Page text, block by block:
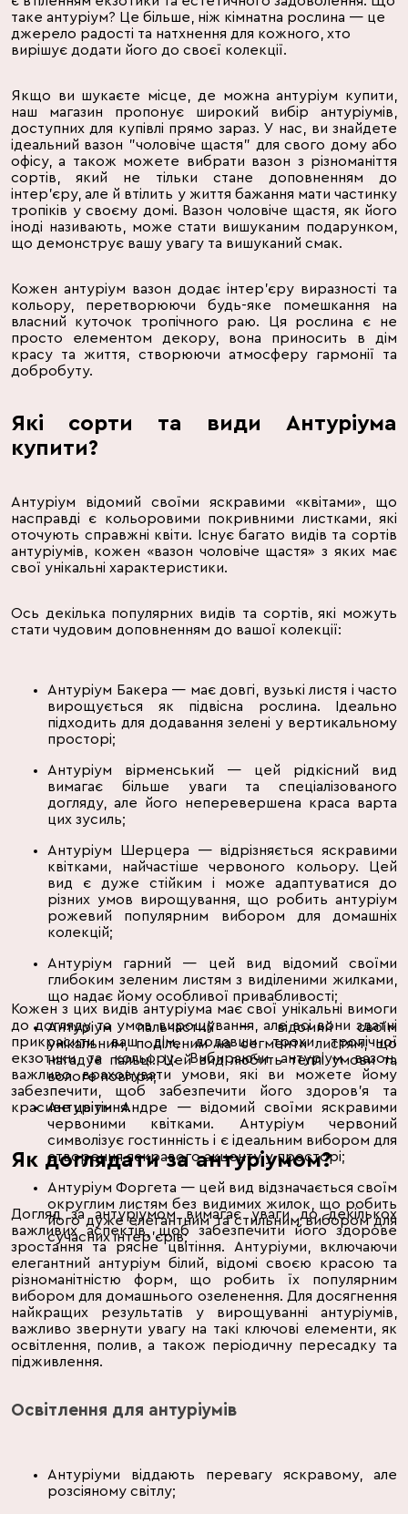
таке антуріум? Це більше, ніж кімнатна рослина — це
джерело радості та натхнення для кожного, хто
вирішує додати його до своєї колекції.
Якщо ви шукаєте місце, де можна антуріум купити,
наш магазин пропонує широкий вибір антуріумів,
доступних для купівлі прямо зараз. У нас, ви знайдете
ідеальний вазон "чоловіче щастя" для свого дому або
офісу, а також можете вибрати вазон з різноманіття
сортів, який не тільки стане доповненням до
інтер'єру, але й втілить у життя бажання мати частинку
тропіків у своєму домі. Вазон чоловіче щастя, як його
іноді називають, може стати вишуканим подарунком,
що демонструє вашу увагу та вишуканий смак.
Кожен антуріум вазон додає інтер'єру виразності та
кольору, перетворюючи будь-яке помешкання на
власний куточок тропічного раю. Ця рослина є не
просто елементом декору, вона приносить в дім
красу та життя, створюючи атмосферу гармонії та
добробуту.
Які сорти та види Антуріума
купити?
Антуріум відомий своїми яскравими «квітами», що
насправді є кольоровими покривними листками, які
оточують справжні квіти. Існує багато видів та сортів
антуріумів, кожен «вазон чоловіче щастя» з яких має
свої унікальні характеристики.
Ось декілька популярних видів та сортів, які можуть
стати чудовим доповненням до вашої колекції:
Антуріум Бакера — має довгі, вузькі листя і часто
вирощується як підвісна рослина. Ідеально
підходить для додавання зелені у вертикальному
просторі;
Антуріум вірменський — цей рідкісний вид
вимагає більше уваги та спеціалізованого
догляду, але його неперевершена краса варта
цих зусиль;
Антуріум Шерцера — відрізняється яскравими
квітками, найчастіше червоного кольору. Цей
вид є дуже стійким і може адаптуватися до
різних умов вирощування, що робить антуріум
рожевий популярним вибором для домашніх
колекцій;
Антуріум гарний — цей вид відомий своїми
глибоким зеленим листям з виділеними жилками,
що надає йому особливої привабливості;
Антуріум пальчастий — відомий своїм
унікальним, поділеним на сегменти листям, що
нагадує пальці. Цей вид любить теплі умови та
вологе повітря;
Антуріум Андре — відомий своїми яскравими
червоними квітками. Антуріум червоний
символізує гостинність і є ідеальним вибором для
створення яскравого акценту у просторі;
Антуріум Форгета — цей вид відзначається своїм
округлим листям без видимих жилок, що робить
його дуже елегантним та стильним вибором для
сучасних інтер'єрів;
Кожен з цих видів антуріума має свої унікальні вимоги
до догляду та умов вирощування, але всі вони здатні
прикрасити ваш дім, додавши трохи тропічної
екзотики та кольору. Вибираючи антуріум вазон,
важливо враховувати умови, які ви можете йому
забезпечити, щоб забезпечити його здоров'я та
красиве цвітіння.
Як доглядати за антуріумом?
Догляд за антуріумом вимагає уваги до декількох
важливих аспектів, щоб забезпечити його здорове
зростання та рясне цвітіння. Антуріуми, включаючи
елегантний антуріум білий, відомі своєю красою та
різноманітністю форм, що робить їх популярним
вибором для домашнього озеленення. Для досягнення
найкращих результатів у вирощуванні антуріумів,
важливо звернути увагу на такі ключові елементи, як
освітлення, полив, а також періодичну пересадку та
підживлення.
Освітлення для антуріумів
Антуріуми віддають перевагу яскравому, але
розсіяному світлу;